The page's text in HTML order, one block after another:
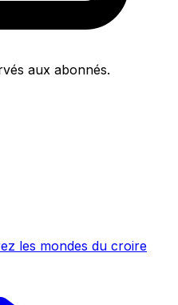
aux abonnés.
les mondes du croire